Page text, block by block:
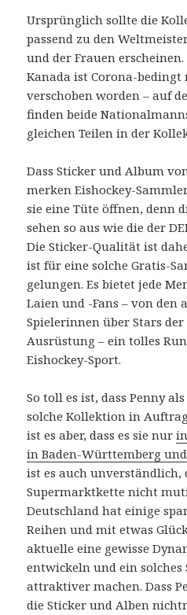
Ursprünglich sollte die
passend zu den
und der Frauen
Kanada ist Corona-bedingt
verschoben worden – auf
finden beide
gleichen Teilen in der
Dass Sticker und Album
merken Eishockey-
sie eine Tüte öffnen, denn
sehen so aus wie die der
Die Sticker-Qualität ist
ist für eine solche Gratis-
gelungen. Es bietet jede
Laien und -Fans – von den
Spielerinnen über Stars
Ausrüstung – ein tolles
Eishockey-Sport.
So toll es ist, dass Penny
solche Kollektion in
ist es aber, dass es sie nur
in Baden-Württemberg
ist es auch unverständlich,
Supermarktkette nicht
Deutschland hat einige
Reihen und mit etwas
aktuelle eine gewisse
entwickeln und ein
attraktiver machen. Dass
die Sticker und Alben